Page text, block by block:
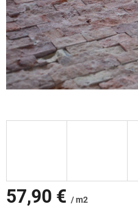
57,90 € / m2